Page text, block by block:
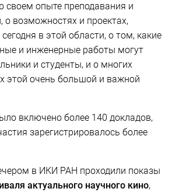
своем опыте преподавания и
о возможностях и проектах,
в этой области, о том, какие
и инженерные работы могут
и студенты, и о многих
этой очень большой и важной
включено более 140 докладов,
зарегистрировалось более
в ИКИ РАН проходили показы
актуального научного кино,